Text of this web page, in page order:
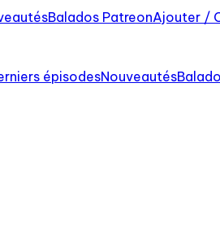
Balados PatreonAjouter /
épisodesNouveautés